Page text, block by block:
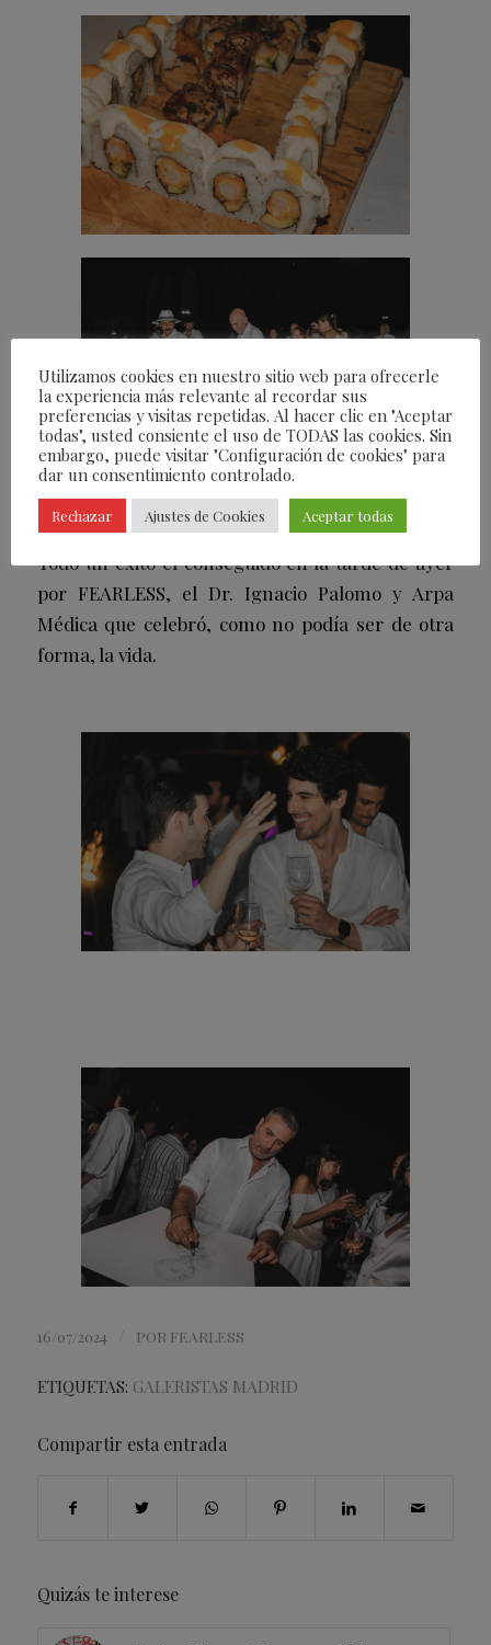
Todo un éxito el conseguido en la tarde de ayer
por FEARLESS, el Dr. Ignacio Palomo y Arpa
Médica que celebró, como no podía ser de otra
forma, la vida.
16/07/2024 POR FEARLESS
ETIQUETAS: GALERISTAS MADRID
Compartir esta entrada
Quizás te interese
Utilizamos cookies en nuestro sitio web para ofrecerle
la experiencia más relevante al recordar sus
preferencias y visitas repetidas. Al hacer clic en "Aceptar
todas", usted consiente el uso de TODAS las cookies. Sin
embargo, puede visitar "Configuración de cookies" para
dar un consentimiento controlado.
Rechazar Ajustes de Cookies Aceptar todas